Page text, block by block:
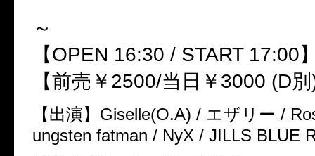
～
【OPEN 16:30 / START 17:00
【前売￥2500/当日￥3000 (D
【出演】Giselle(O.A) / エザリー /
ungsten fatman / NyX / JILLS BLUE